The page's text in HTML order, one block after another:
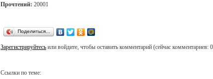
Прочтений: 20001
Поделиться…
Зарегистрируйтесь или войдите, чтобы оставить комментарий (сейчас комментариев:
Ссылки по теме: